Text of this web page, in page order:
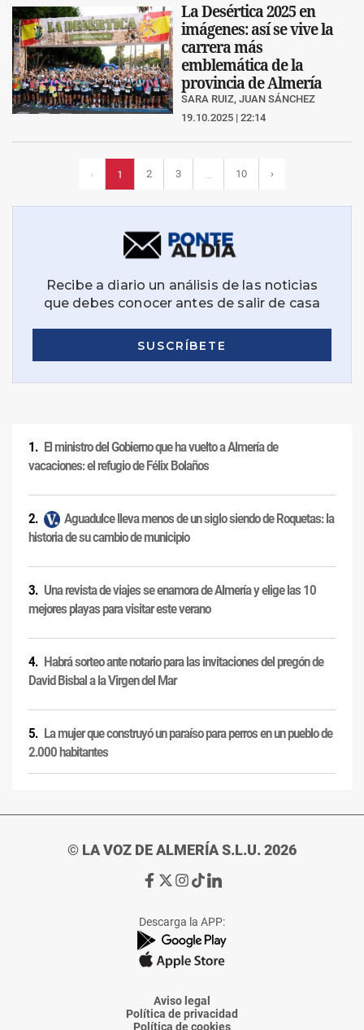
La Desértica 2025 en
imágenes: así se vive la
carrera más
emblemática de la
provincia de Almería
SARA RUIZ, JUAN SÁNCHEZ
19.10.2025 | 22:14
‹ 1 2 3 10 ›
El ministro del Gobierno que ha vuelto a Almería de
vacaciones: el refugio de Félix Bolaños
Aguadulce lleva menos de un siglo siendo de Roquetas: la
historia de su cambio de municipio
Una revista de viajes se enamora de Almería y elige las 10
mejores playas para visitar este verano
Habrá sorteo ante notario para las invitaciones del pregón de
David Bisbal a la Virgen del Mar
La mujer que construyó un paraíso para perros en un pueblo de
2.000 habitantes
© LA VOZ DE ALMERÍA S.L.U. 2026
Ir
de
La
Voz
Almería
Ir
de
La
Voz
Almería
Ir
de
La
Voz
Almería
Ir
de
La
Voz
Almería
Ir
de
La
Voz
Descarga la APP:
Aviso legal
Política de privacidad
Política de cookies